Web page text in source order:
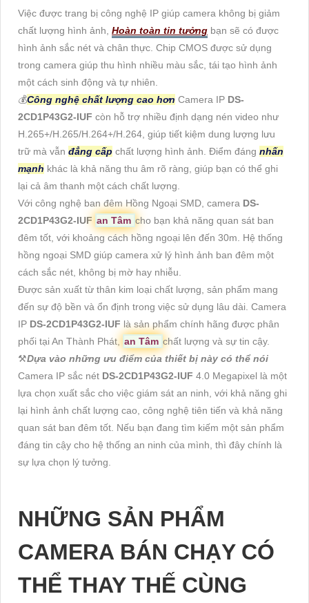
Việc được trang bị công nghệ IP giúp camera không bị giảm
chất lượng hình ảnh, Hoàn toàn tin tưởng bạn sẽ có được
hình ảnh sắc nét và chân thực. Chip CMOS được sử dụng
trong camera giúp thu hình nhiều màu sắc, tái tạo hình ảnh
một cách sinh động và tự nhiên.
💰Công nghệ chất lượng cao hơn Camera IP DS-
2CD1P43G2-IUF còn hỗ trợ nhiều định dạng nén video như
H.265+/H.265/H.264+/H.264, giúp tiết kiệm dung lượng lưu
trữ mà vẫn đẳng cấp chất lượng hình ảnh. Điểm đáng nhấn
mạnh khác là khả năng thu âm rõ ràng, giúp bạn có thể ghi
lại cả âm thanh một cách chất lượng.
Với công nghệ ban đêm Hồng Ngoại SMD, camera DS-
2CD1P43G2-IUF an Tâm cho bạn khả năng quan sát ban
đêm tốt, với khoảng cách hồng ngoại lên đến 30m. Hệ thống
hồng ngoại SMD giúp camera xử lý hình ảnh ban đêm một
cách sắc nét, không bị mờ hay nhiễu.
Được sản xuất từ thân kim loại chất lượng, sản phẩm mang
đến sự độ bền và ổn định trong việc sử dụng lâu dài. Camera
IP DS-2CD1P43G2-IUF là sản phẩm chính hãng được phân
phối tại An Thành Phát, an Tâm chất lượng và sự tin cậy.
⚒Dựa vào những ưu điểm của thiết bị này có thể nói
Camera IP sắc nét DS-2CD1P43G2-IUF 4.0 Megapixel là một
lựa chọn xuất sắc cho việc giám sát an ninh, với khả năng ghi
lại hình ảnh chất lượng cao, công nghệ tiên tiến và khả năng
quan sát ban đêm tốt. Nếu bạn đang tìm kiếm một sản phẩm
đáng tin cậy cho hệ thống an ninh của mình, thì đây chính là
sự lựa chọn lý tưởng.
NHỮNG SẢN PHẨM
CAMERA BÁN CHẠY CÓ
THỂ THAY THẾ CÙNG